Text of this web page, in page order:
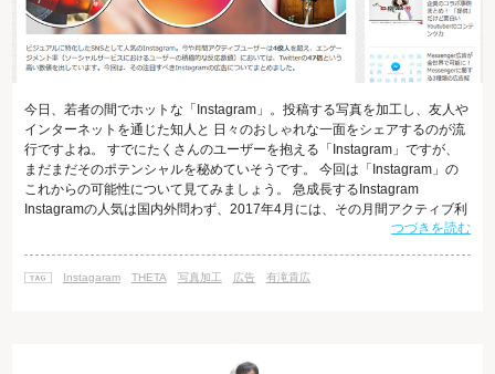
今日、若者の間でホットな「Instagram」。投稿する写真を加工し、友人や
インターネットを通じた知人と 日々のおしゃれな一面をシェアするのが流
行ですよね。 すでにたくさんのユーザーを抱える「Instagram」ですが、
まだまだそのポテンシャルを秘めていそうです。 今回は「Instagram」の
これからの可能性について見てみましょう。 急成長するInstagram
Instagramの人気は国内外問わず、2017年4月には、その月間アクティブ利
用者数が7億人を超えたことが公表されました。 また、日本国内での年代
考：Instagramの国内利用者数 また、その理由として女性ユーザーが答え
つづきを読む
Instagaram THETA 写真加工 広告 有滝貴広